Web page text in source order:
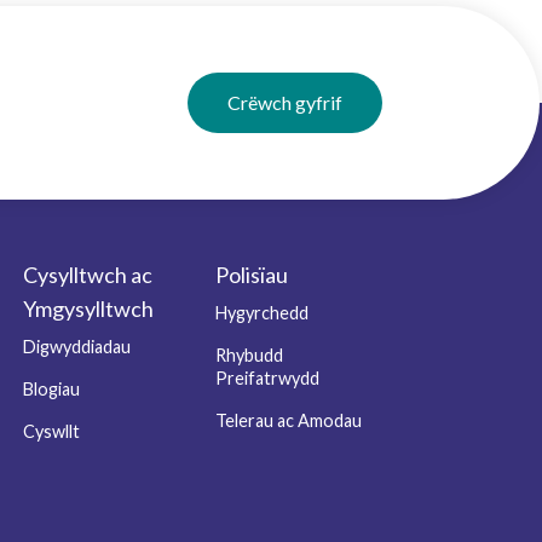
Crëwch gyfrif
Cysylltwch ac
Ymgysylltwch
Digwyddiadau
Blogiau
Cyswllt
Polisïau
Hygyrchedd
Rhybudd
Preifatrwydd
Telerau ac Amodau